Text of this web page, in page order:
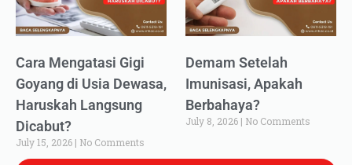
Cara Mengatasi Gigi
Goyang di Usia Dewasa,
Haruskah Langsung
Dicabut?
July 15, 2026 No Comments
Demam Setelah
Imunisasi, Apakah
Berbahaya?
July 8, 2026 No Comments